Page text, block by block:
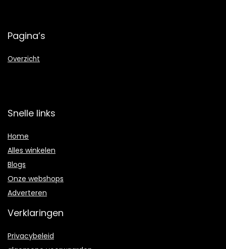
Pagina’s
Overzicht
Snelle links
Home
Alles winkelen
Blogs
Onze webshops
Adverteren
Verklaringen
Privacybeleid